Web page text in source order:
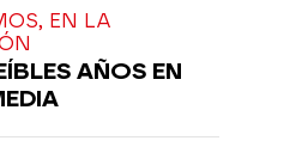
EN LA
AÑOS EN